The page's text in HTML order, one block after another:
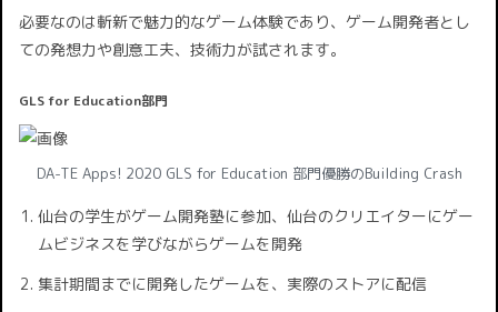
必要なのは斬新で魅力的なゲーム体験であり、ゲーム開発者とし
ての発想力や創意工夫、技術力が試されます。
GLS for Education部門
DA-TE Apps! 2020 GLS for Education 部門優勝のBuilding Crash
仙台の学生がゲーム開発塾に参加、仙台のクリエイターにゲー
ムビジネスを学びながらゲームを開発
集計期間までに開発したゲームを、実際のストアに配信